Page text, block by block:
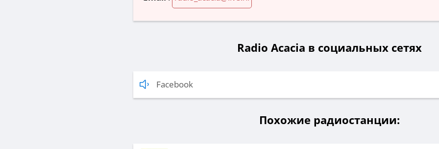
Radio Acacia в социальных сетях
Facebook
Похожие радиостанции: